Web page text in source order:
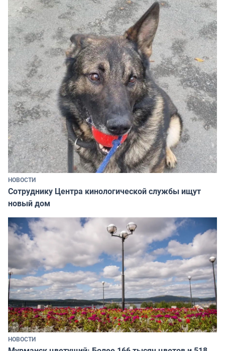
НОВОСТИ
Сотруднику Центра кинологической службы ищут
новый дом
НОВОСТИ